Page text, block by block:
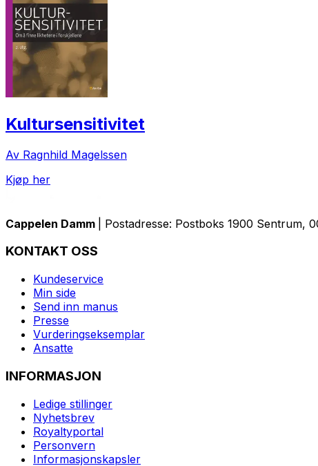
Kultursensitivitet
Av Ragnhild Magelssen
Kjøp her
Cappelen Damm | Postadresse: Postboks 1900 Sentrum,
KONTAKT OSS
Kundeservice
Min side
Send inn manus
Presse
Vurderingseksemplar
Ansatte
INFORMASJON
Ledige stillinger
Nyhetsbrev
Royaltyportal
Personvern
Informasjonskapsler